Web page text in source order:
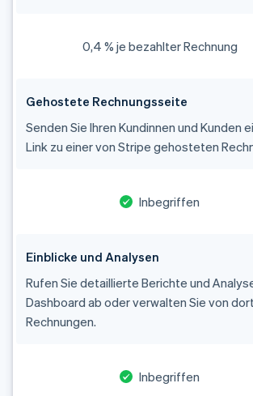
0,4 % je bezahlter Rechnung
Gehostete Rechnungsseite
Senden Sie Ihren Kundinnen und Kunden
Link zu einer von Stripe gehosteten
Inbegriffen
Einblicke und Analysen
Rufen Sie detaillierte Berichte und
Dashboard ab oder verwalten Sie von
Rechnungen.
Inbegriffen